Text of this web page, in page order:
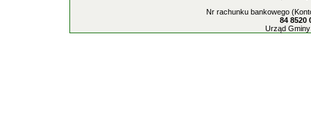
Nr rachunku bankowego
84 8520
Urząd